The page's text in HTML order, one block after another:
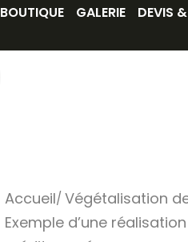
BOUTIQUE GALERIE DEVIS
Accueil Végétalisation
Exemple d’une